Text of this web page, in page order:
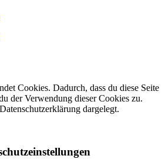
Cookies. Dadurch, dass du diese Seite
der Verwendung dieser Cookies zu.
dargelegt.